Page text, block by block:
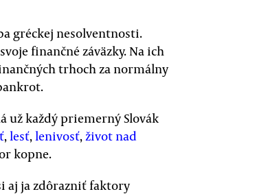
gréckej nesolventnosti.
finančné záväzky. Na ich
trhoch za normálny
už každý priemerný Slovák
,lesť,lenivosť,život nad
kopne.
aj ja zdôrazniť faktory